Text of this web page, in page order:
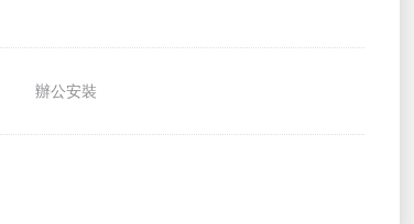
辦公安裝